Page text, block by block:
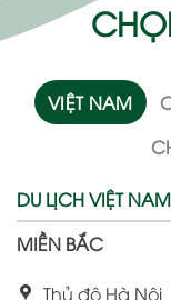
VIỆT NAM
DU LỊCH VIỆT NAM
MIỀN BẮC
Thủ đô Hà Nội